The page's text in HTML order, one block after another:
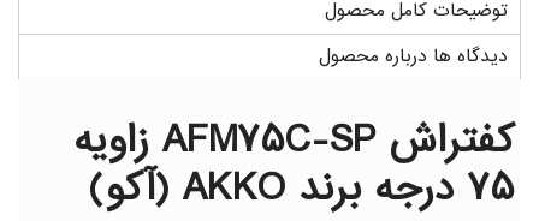
توضیحات کامل محصول
دیدگاه ها درباره محصول
کفتراش AFM۷۵C-SP زاویه
۷۵ درجه برند AKKO (آکو)